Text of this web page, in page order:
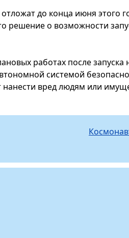
до конца июня этого
решение о возможности
работах после запуска
системой
вред людям или